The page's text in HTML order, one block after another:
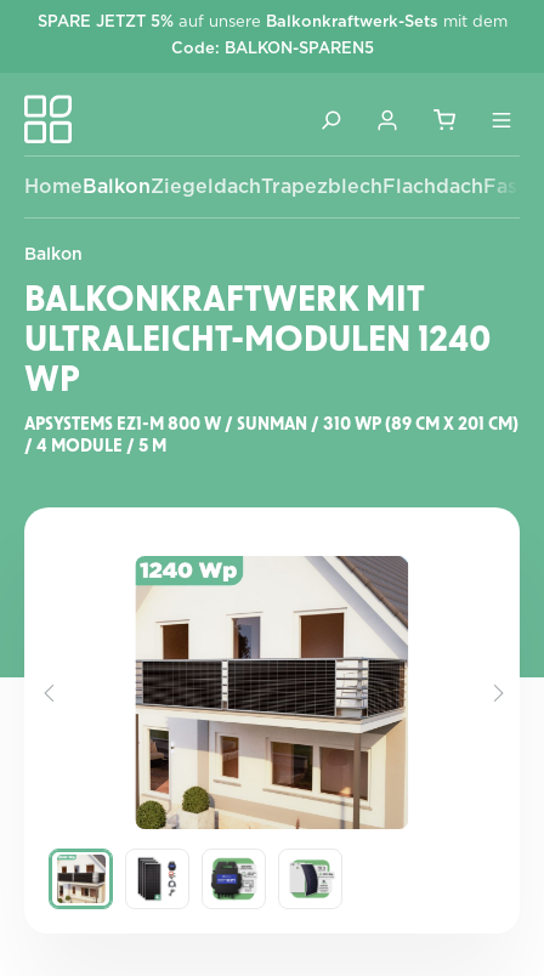
springen
SPARE JETZT 5%auf unsere Balkonkraftwerk-Sets mit dem
Code: BALKON-SPAREN5
Home BalkonZiegeldachTrapezblech Flachdach
Balkon
BALKONKRAFTWERK MIT
ULTRALEICHT-MODULEN 1240
WP
APSYSTEMS EZ1-M 800 W / SUNMAN / 310 WP (89 CM X 201 CM)
/ 4 MODULE / 5 M
Bildergalerie überspringen